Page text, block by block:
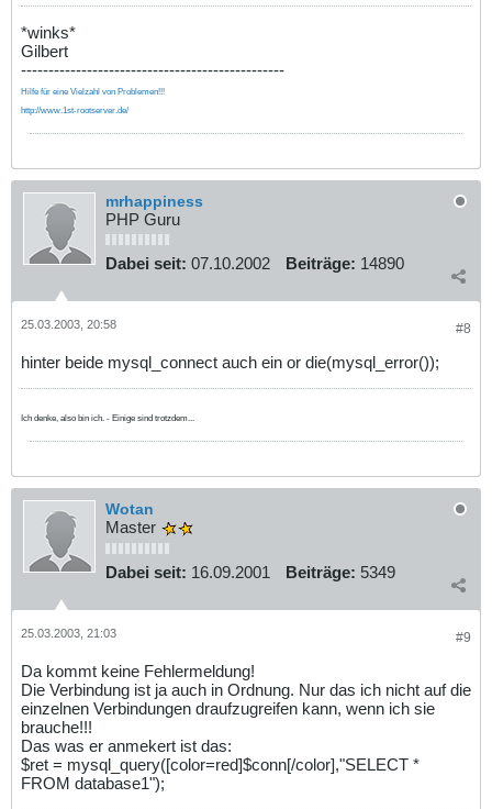
*winks*
Gilbert
------------------------------------------------
Hilfe für eine Vielzahl von Problemen!!!
http://www.1st-rootserver.de/
mrhappiness
PHP Guru
Dabei seit: 07.10.2002 Beiträge: 14890
#8
25.03.2003, 20:58
hinter beide mysql_connect auch ein or die(mysql_error());
Ich denke, also bin ich. - Einige sind trotzdem...
Wotan
Master
Dabei seit: 16.09.2001 Beiträge: 5349
#9
25.03.2003, 21:03
Da kommt keine Fehlermeldung!
Die Verbindung ist ja auch in Ordnung. Nur das ich nicht auf die
einzelnen Verbindungen draufzugreifen kann, wenn ich sie
brauche!!!
Das was er anmekert ist das:
$ret = mysql_query([color=red]$conn[/color],"SELECT *
FROM database1");